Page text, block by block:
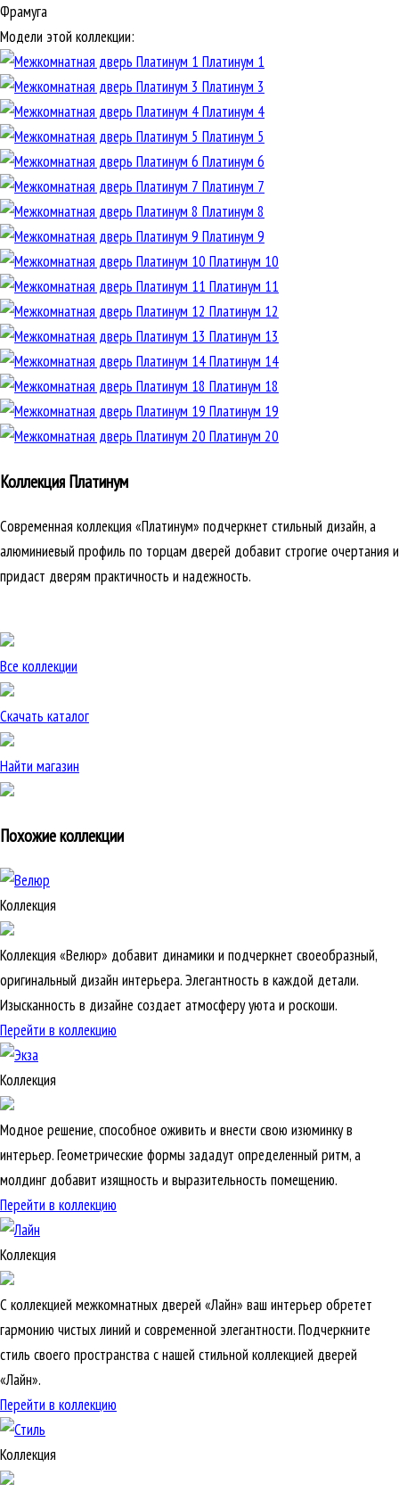
Фрамуга
Модели этой коллекции:
Платинум 1
Платинум 3
Платинум 4
Платинум 5
Платинум 6
Платинум 7
Платинум 8
Платинум 9
Платинум 10
Платинум 11
Платинум 12
Платинум 13
Платинум 14
Платинум 18
Платинум 19
Платинум 20
Коллекция Платинум
Современная коллекция «Платинум» подчеркнет стильный дизайн, а
алюминиевый профиль по торцам дверей добавит строгие очертания и
придаст дверям практичность и надежность.
Все коллекции
Скачать каталог
Найти магазин
Похожие коллекции
Коллекция
Коллекция «Велюр» добавит динамики и подчеркнет своеобразный,
оригинальный дизайн интерьера. Элегантность в каждой детали.
Изысканность в дизайне создает атмосферу уюта и роскоши.
Перейти в коллекцию
Коллекция
Модное решение, способное оживить и внести свою изюминку в
интерьер. Геометрические формы зададут определенный ритм, а
молдинг добавит изящность и выразительность помещению.
Перейти в коллекцию
Коллекция
С коллекцией межкомнатных дверей «Лайн» ваш интерьер обретет
гармонию чистых линий и современной элегантности. Подчеркните
стиль своего пространства с нашей стильной коллекцией дверей
«Лайн».
Перейти в коллекцию
Коллекция